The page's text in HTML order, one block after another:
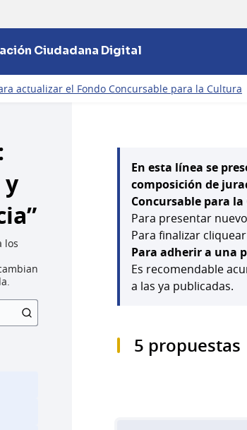
Ciudadana Digital
actualizar el Fondo Concursable para la Cultura
y
los
En esta línea se
composición de
Concursable para
Para presentar
Para finalizar
Para adherir a una
Es recomendable
a las ya publicadas.
5 propuestas